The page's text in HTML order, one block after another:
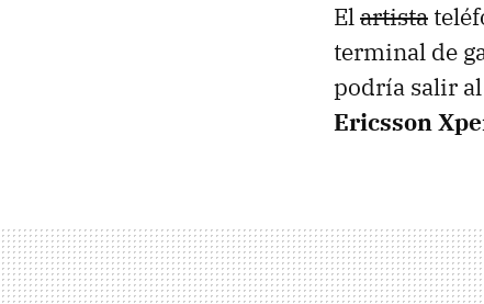
Elartista
terminal de
podría salir
Ericsson